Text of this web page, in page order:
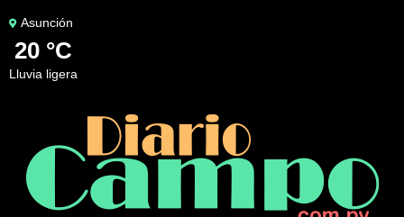
Asunción
20 °C
lluvia ligera